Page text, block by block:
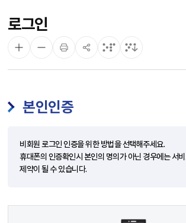
로그인
본인인증
비회원 로그인 인증을 위한 방법을 선택해주세요.
휴대폰의 인증확인시 본인의 명의가 아닌 경우에는 서
제약이 될 수 있습니다.